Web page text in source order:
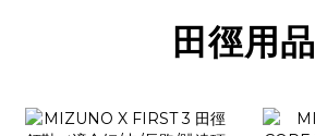
田徑用品